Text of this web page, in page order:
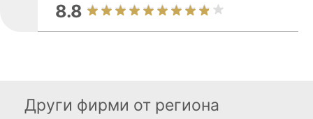
8.8
Други фирми от региона